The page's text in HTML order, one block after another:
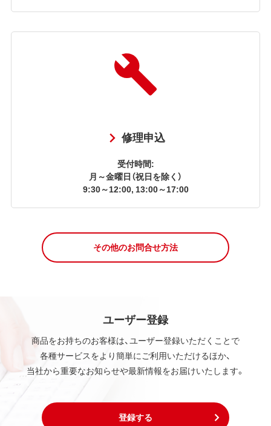
修理申込
受付時間:
月～金曜日（祝日を除く）
9:30～12:00, 13:00～17:00
その他のお問合せ方法
ユーザー登録
商品をお持ちのお客様は、ユーザー登録いただくことで
各種サービスをより簡単にご利用いただけるほか、
当社から重要なお知らせや最新情報をお届けいたします。
登録する